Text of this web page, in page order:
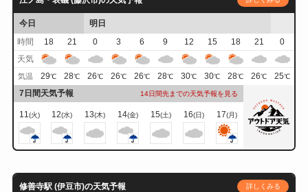
今日
明日
時間
18 21 0 3 6 9 12 15 18 21
0
天気
気温 29℃ 28℃ 26℃ 26℃ 26℃ 28℃ 30℃ 30℃ 28℃ 26℃ 25℃
7日間天気予報 14日間先までの天気予報を見る
11(火) 12(水) 13(木) 14(金) 15(土) 16(日) 17(月)
修善寺駅 (伊豆市)の天気予報 詳しくみる